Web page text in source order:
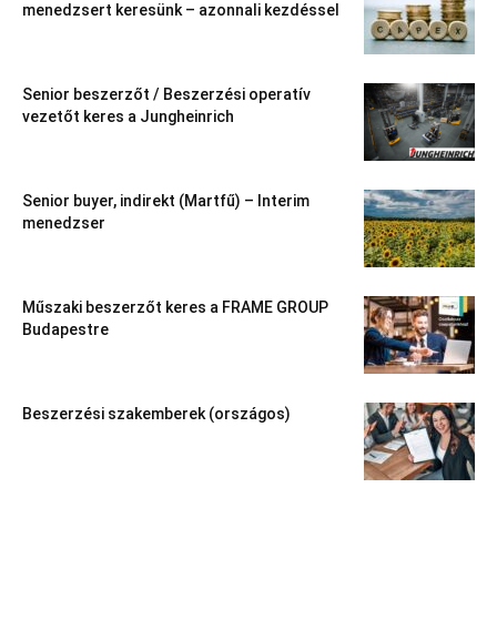
menedzsert keresünk – azonnali kezdéssel
Senior beszerzőt / Beszerzési operatív
vezetőt keres a Jungheinrich
Senior buyer, indirekt (Martfű) – Interim
menedzser
Műszaki beszerzőt keres a FRAME GROUP
Budapestre
Beszerzési szakemberek (országos)